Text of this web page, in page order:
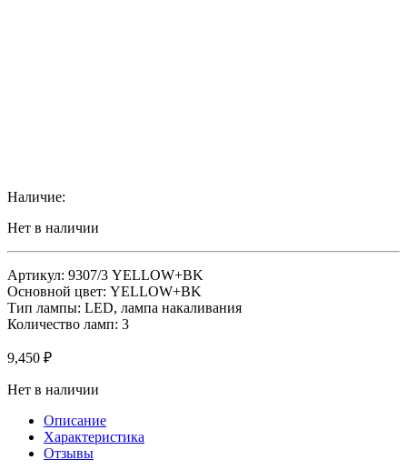
Наличие:
Нет в наличии
Артикул: 9307/3 YELLOW+BK
Основной цвет: YELLOW+BK
Тип лампы: LED, лампа накаливания
Количество ламп: 3
9,450 ₽
Нет в наличии
Описание
Характеристика
Отзывы